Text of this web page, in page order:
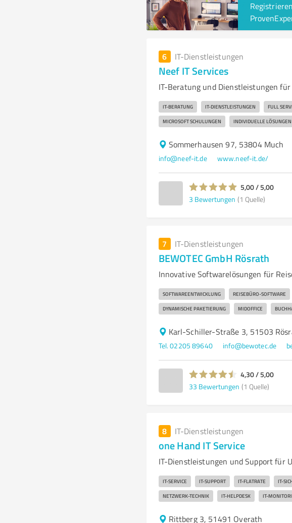
6 IT-Dienstleistungen
Neef IT Services
IT-Beratung und Dienstleistungen
IT-BERATUNG IT-DIENSTLEISTUNGEN FULL
MICROSOFT SCHULUNGEN INDIVIDUELLE LÖSUNGEN
Sommerhausen 97, 53804 Much
info@neef-it.de www.neef-it.de/
5,00 / 5,00
3 Bewertungen (1 Quelle)
7 IT-Dienstleistungen
BEWOTEC GmbH Rösrath
Innovative Softwarelösungen für
SOFTWAREENTWICKLUNG REISEBÜRO-SOFTWARE
DYNAMISCHE PAKETIERUNG MIDOFFICE
Karl-Schiller-Straße 3, 51503
Tel. 02205 89640 info@bewotec.de
4,30 / 5,00
33 Bewertungen (1 Quelle)
8 IT-Dienstleistungen
one Hand IT Service
IT-Dienstleistungen und Support für
IT-SERVICE IT-SUPPORT IT-FLATRATE IT-
NETZWERK-TECHNIK IT-HELPDESK IT-
Rittberg 3, 51491 Overath